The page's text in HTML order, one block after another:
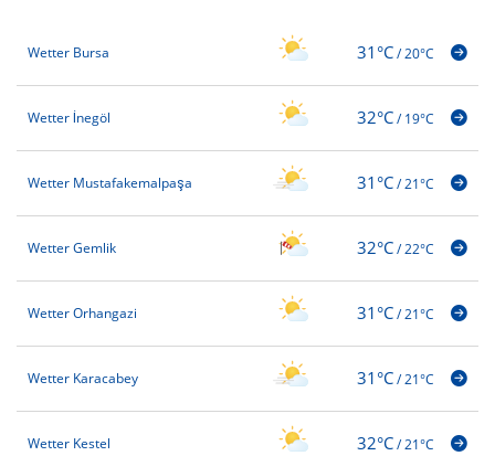
Wetter Bursa 31°C/20°C
Wetter İnegöl 32°C/19°C
Wetter Mustafakemalpaşa 31°C/21°C
Wetter Gemlik 32°C/22°C
Wetter Orhangazi 31°C/21°C
Wetter Karacabey 31°C/21°C
Wetter Kestel 32°C/21°C